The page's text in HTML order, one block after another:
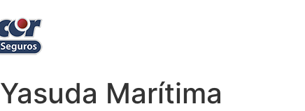
Yasuda Marítima